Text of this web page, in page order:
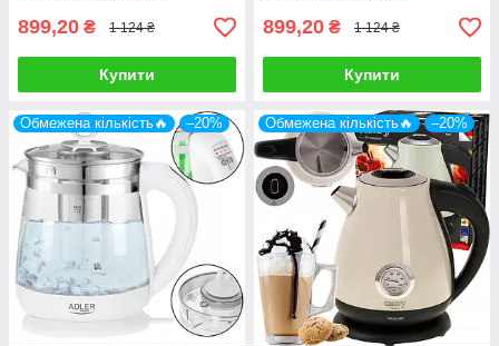
899,20 ₴ 1 124 ₴
Купити
899,20 ₴ 1 124 ₴
Купити
Обмежена кількість🔥 –20% Обмежена кількість🔥 –20%